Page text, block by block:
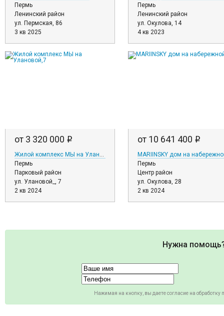
Пермь
Ленинский район
ул. Пермская, 86
3 кв 2025
Пермь
Ленинский район
ул. Окулова, 14
4 кв 2023
от 3 320 000 i
Жилой комплекс МЫ на Улановой,7
Пермь
Парковый район
ул. Улановой_, 7
2 кв 2024
от 10 641 400 i
MARIINSKY дом на
Пермь
Центр район
ул. Окулова, 28
2 кв 2024
Нужна
Нажимая на кнопку, вы даете согласие на